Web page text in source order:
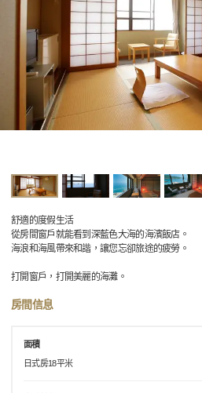
舒適的度假生活
從房間窗戶就能看到深藍色大海的海濱飯店。
海浪和海風帶來和諧，讓您忘卻旅途的疲勞。
打開窗戶，打開美麗的海灘。
房間信息
面積
日式房18平米